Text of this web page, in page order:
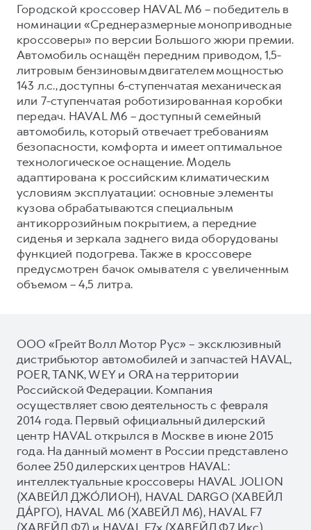
Городской кроссовер HAVAL M6 – победитель в
номинации «Среднеразмерные моноприводные
кроссоверы» по версии Большого жюри премии.
Автомобиль оснащён передним приводом, 1,5-
литровым бензиновым двигателем мощностью
143 л.с., доступны 6-ступенчатая механическая
или 7-ступенчатая роботизированная коробки
передач. HAVAL M6 – доступный семейный
автомобиль, который отвечает требованиям
безопасности, комфорта и имеет оптимальное
технологическое оснащение. Модель
адаптирована к российским климатическим
условиям эксплуатации: основные элементы
кузова обрабатываются специальным
антикоррозийным покрытием, а передние
сиденья и зеркала заднего вида оборудованы
функцией подогрева. Также в кроссовере
предусмотрен бачок омывателя с увеличенным
объемом – 4,5 литра.
ООО «Грейт Волл Мотор Рус» – эксклюзивный
дистрибьютор автомобилей и запчастей HAVAL,
POER, TANK, WEY и ORA на территории
Российской Федерации. Компания
осуществляет свою деятельность с февраля
2014 года. Первый официальный дилерский
центр HAVAL открылся в Москве в июне 2015
года. На данный момент в России представлено
более 250 дилерских центров HAVAL:
интеллектуальные кроссоверы HAVAL JOLION
(ХАВЕЙЛ ДЖО́ЛИОН), HAVAL DARGO (ХАВЕЙЛ
ДА́РГО), HAVAL М6 (ХАВЕЙЛ M6), HAVAL F7